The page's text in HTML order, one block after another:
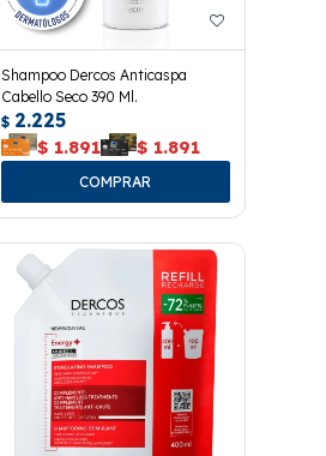
Shampoo Dercos Anticaspa
Cabello Seco 390 Ml.
$ 2.225
$ 1.891 $ 1.891